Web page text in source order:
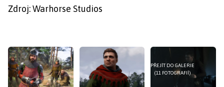
Zdroj: Warhorse Studios
PŘEJÍT DO GALERIE
(11 FOTOGRAFIÍ)